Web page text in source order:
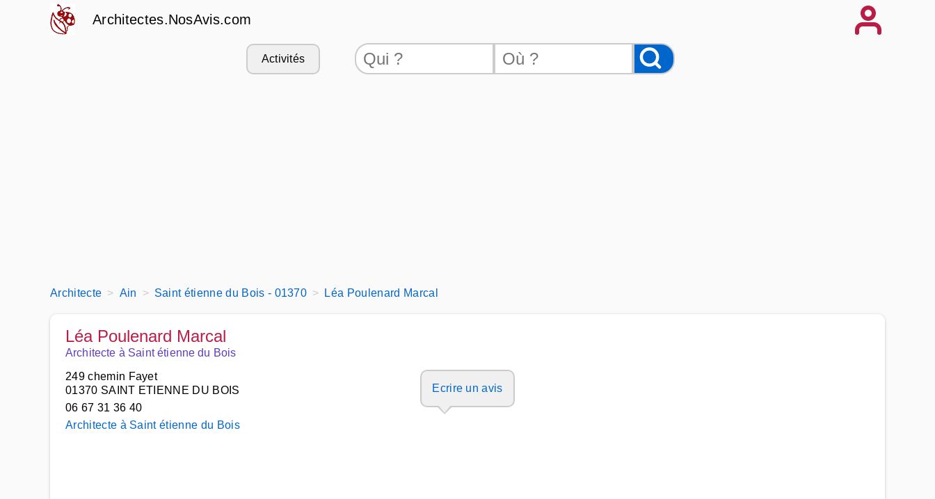
Architectes.NosAvis.com
Activités
Architecte Ain Saint étienne du Bois - 01370 Léa Poulenard Marcal
Léa Poulenard Marcal
Architecte à Saint étienne du Bois
249 chemin Fayet
01370 SAINT ETIENNE DU BOIS
06 67 31 36 40
Architecte à Saint étienne du Bois
Ecrire un avis